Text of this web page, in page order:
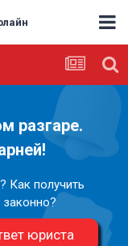
разгаре.
Как получить
законно?
юриста